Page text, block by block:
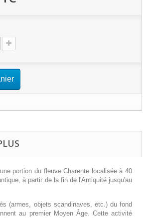
portion du fleuve Charente localisée à 40
à partir de la fin de l'Antiquité jusqu'au
(armes, objets scandinaves, etc.) du fond
au premier Moyen Âge. Cette activité